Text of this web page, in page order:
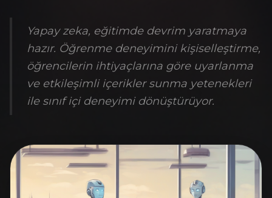
Yapay zeka, eğitimde devrim yaratmaya
hazır. Öğrenme deneyimini kişiselleştirme,
öğrencilerin ihtiyaçlarına göre uyarlanma
ve etkileşimli içerikler sunma yetenekleri
ile sınıf içi deneyimi dönüştürüyor.